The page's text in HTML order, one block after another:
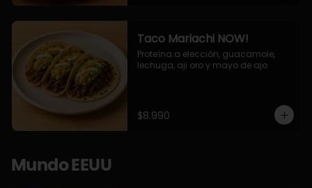
Taco Mariachi NOW!
Proteína a elección, guacamole,
lechuga, aji oro y mayo de ajo.
$8.990
Mundo EEUU